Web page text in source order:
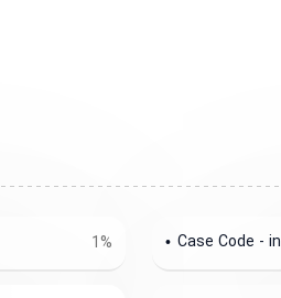
Case Code - in
1%